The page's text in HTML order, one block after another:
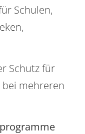
Schulen,
Schutz für
bei mehreren